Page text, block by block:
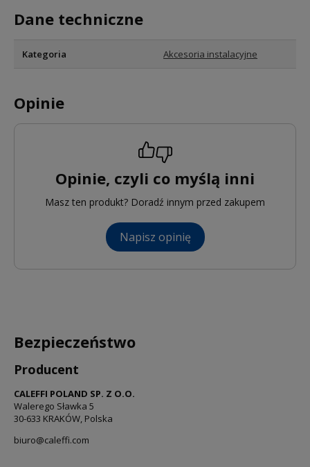
Dane techniczne
Kategoria Akcesoria instalacyjne
Opinie
Opinie, czyli co myślą inni
Masz ten produkt? Doradź innym przed zakupem
Napisz opinię
Bezpieczeństwo
Producent
CALEFFI POLAND SP. Z O.O.
Walerego Sławka 5
30-633 KRAKÓW, Polska
biuro@caleffi.com